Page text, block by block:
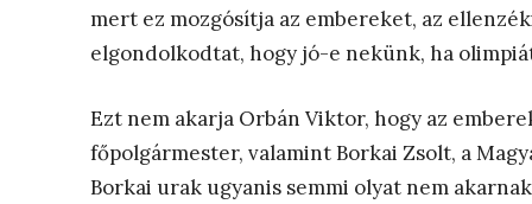
mert ez mozgósítja az embereket, az
elgondolkodtat, hogy jó-e nekünk, ha
Ezt nem akarja Orbán Viktor, hogy az
főpolgármester, valamint Borkai Zsolt, a
Borkai urak ugyanis semmi olyat nem